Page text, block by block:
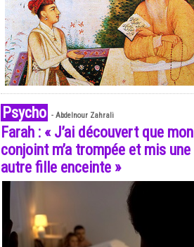
Psycho - Abdelnour Zahrali
Farah : « J’ai découvert que mon
conjoint m’a trompée et mis une
autre fille enceinte »